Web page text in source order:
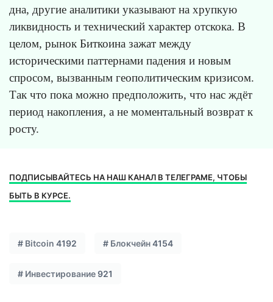
дна, другие аналитики указывают на хрупкую
ликвидность и технический характер отскока. В
целом, рынок Биткоина зажат между
историческими паттернами падения и новым
спросом, вызванным геополитическим кризисом.
Так что пока можно предположить, что нас ждёт
период накопления, а не моментальный возврат к
росту.
ПОДПИСЫВАЙТЕСЬ НА НАШ КАНАЛ В ТЕЛЕГРАМЕ, ЧТОБЫ
БЫТЬ В КУРСЕ.
# Bitcoin 4192 # Блокчейн4154
# Инвестирование921